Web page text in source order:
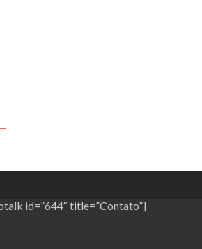
id=”644″ title=”Contato”]